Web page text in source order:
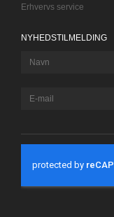
Erhvervs service
NYHEDSTILMELDING